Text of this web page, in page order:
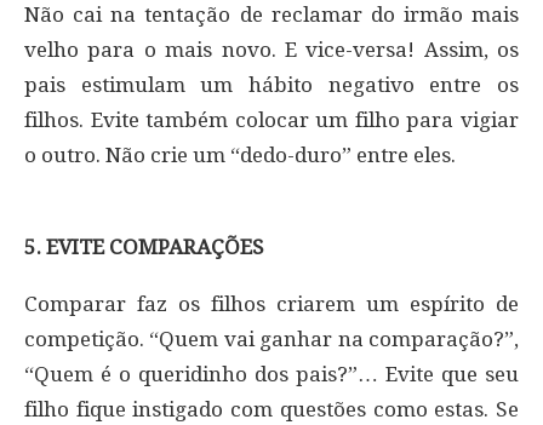
Não cai na tentação de reclamar do irmão mais
velho para o mais novo. E vice-versa! Assim, os
pais estimulam um hábito negativo entre os
filhos. Evite também colocar um filho para vigiar
o outro. Não crie um “dedo-duro” entre eles.
5. EVITE COMPARAÇÕES
Comparar faz os filhos criarem um espírito de
competição. “Quem vai ganhar na comparação?”,
“Quem é o queridinho dos pais?”… Evite que seu
filho fique instigado com questões como estas. Se